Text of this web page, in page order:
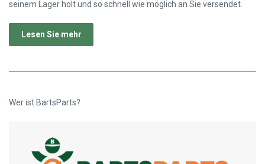
seinem Lager holt und so schnell wie möglich an Sie versendet.
Lesen Sie mehr
Wer ist BartsParts?